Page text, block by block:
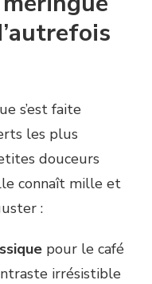
s’est faite
les plus
douceurs
connaît mille et
:
pour le café
irrésistible